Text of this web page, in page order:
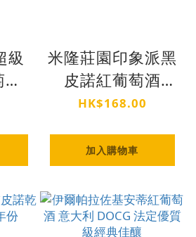
級
米隆莊園印象派黑
皮諾紅葡萄酒
2022 年份
HK$168.00
加入購物車